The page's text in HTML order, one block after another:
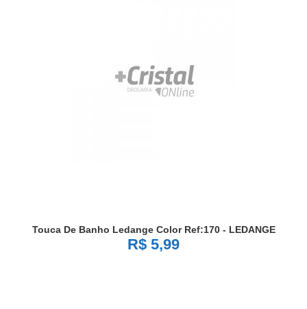
Touca De Banho Ledange Color Ref:170 - LEDANGE
R$ 5,99